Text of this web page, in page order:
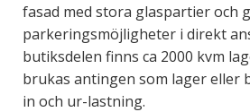
fasad med stora glaspartier och
parkeringsmöjligheter i direkt
butiksdelen finns ca 2000 kvm
brukas antingen som lager eller
in och ur-lastning.